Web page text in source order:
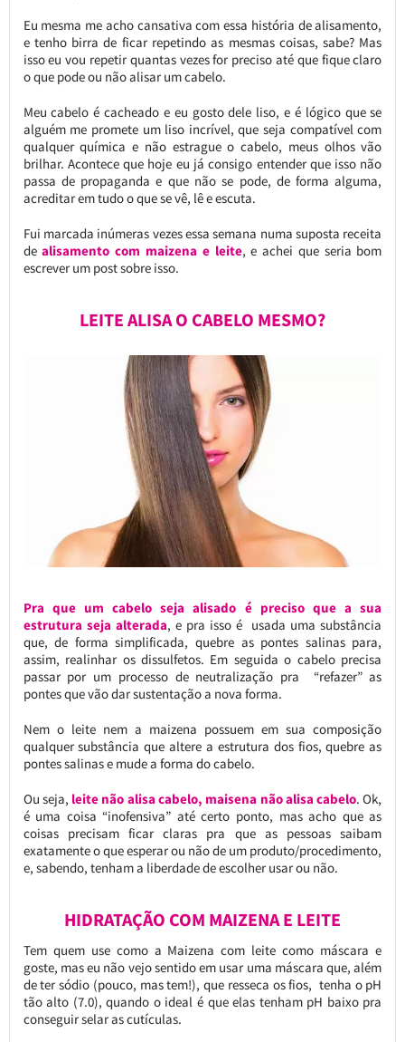
Eu mesma me acho cansativa com essa história de alisamento,
e tenho birra de ficar repetindo as mesmas coisas, sabe? Mas
isso eu vou repetir quantas vezes for preciso até que fique claro
o que pode ou não alisar um cabelo.
Meu cabelo é cacheado e eu gosto dele liso, e é lógico que se
alguém me promete um liso incrível, que seja compatível com
qualquer química e não estrague o cabelo, meus olhos vão
brilhar. Acontece que hoje eu já consigo entender que isso não
passa de propaganda e que não se pode, de forma alguma,
acreditar em tudo o que se vê, lê e escuta.
Fui marcada inúmeras vezes essa semana numa suposta receita
dealisamento com maizena e leite, e achei que seria bom
escrever um post sobre isso.
LEITE ALISA O CABELO MESMO?
Pra que um cabelo seja alisado é preciso que a sua
estrutura seja alterada, e pra isso é usada uma substância
que, de forma simplificada, quebre as pontes salinas para,
assim, realinhar os dissulfetos. Em seguida o cabelo precisa
passar por um processo de neutralização pra “refazer” as
pontes que vão dar sustentação a nova forma.
Nem o leite nem a maizena possuem em sua composição
qualquer substância que altere a estrutura dos fios, quebre as
pontes salinas e mude a forma do cabelo.
Ou seja, leite não alisa cabelo, maisena não alisa cabelo. Ok,
é uma coisa “inofensiva” até certo ponto, mas acho que as
coisas precisam ficar claras pra que as pessoas saibam
exatamente o que esperar ou não de um produto/procedimento,
e, sabendo, tenham a liberdade de escolher usar ou não.
HIDRATAÇÃO COM MAIZENA E LEITE
Tem quem use como a Maizena com leite como máscara e
goste, mas eu não vejo sentido em usar uma máscara que, além
de ter sódio (pouco, mas tem!), que resseca os fios, tenha o pH
tão alto (7.0), quando o ideal é que elas tenham pH baixo pra
conseguir selar as cutículas.